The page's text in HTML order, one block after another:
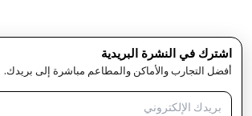
سياسة الخصوصية
الأحكام
حقوق النشر لمجلة LIST كل الحقوق محفوظة
اشترك في النشرة البريدية
أفضل التجارب والأماكن والمطاعم مباشرة إلى بريدك.